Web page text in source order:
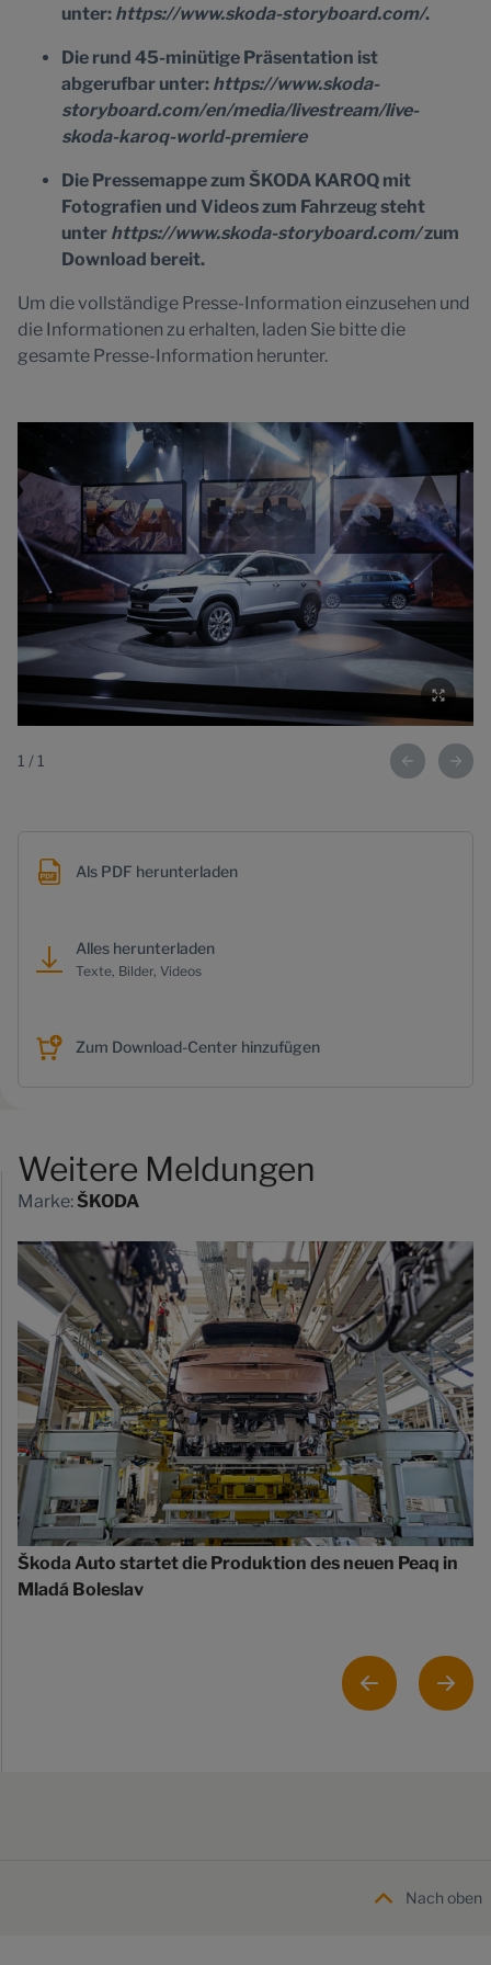
unter: https://www.skoda-storyboard.com/.
Die rund 45-minütige Präsentation ist
abgerufbar unter: https://www.skoda-
storyboard.com/en/media/livestream/live-
skoda-karoq-world-premiere
Die Pressemappe zum ŠKODA KAROQ mit
Fotografien und Videos zum Fahrzeug steht
unter https://www.skoda-storyboard.com/zum
Download bereit.
Um die vollständige Presse-Information einzusehen und
die Informationen zu erhalten, laden Sie bitte die
gesamte Presse-Information herunter.
1 / 1
Als PDF herunterladen
Alles herunterladen
Texte, Bilder, Videos
Zum Download-Center hinzufügen
Weitere Meldungen
Marke: ŠKODA
Škoda Auto startet die Produktion des neuen Peaq in
Mladá Boleslav
Nach oben